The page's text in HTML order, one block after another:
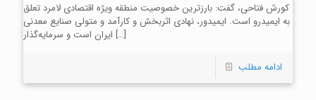
کورش فتاحی، گفت: بارزترین خصوصیت منطقه ویژه اقتصادی لامرد تعلق
به ایمیدرو است. ایمیدور، نهادی اثربخش و کارآمد و متولی صنایع معدنی
ایران است و سرمایه‌گذار […]
ادامه مطلب